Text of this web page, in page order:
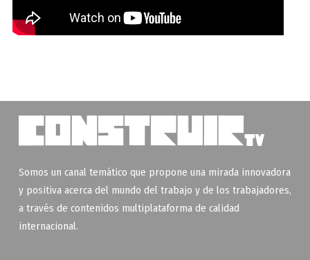
Somos un canal temático que propone una mirada innovadora
y positiva acerca del mundo del trabajo y de los trabajadores,
a través de contenidos multiplataforma de calidad
internacional.